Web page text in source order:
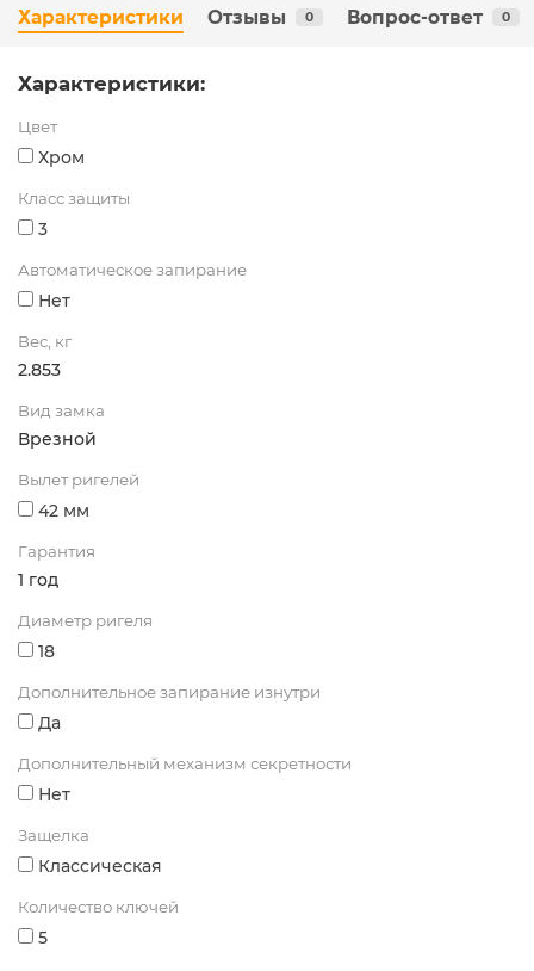
Характеристики Отзывы 0 Вопрос-ответ 0
Характеристики:
Цвет
Хром
Класс защиты
3
Автоматическое запирание
Нет
Вес, кг
2.853
Вид замка
Врезной
Вылет ригелей
42 мм
Гарантия
1 год
Диаметр ригеля
18
Дополнительное запирание изнутри
Да
Дополнительный механизм секретности
Нет
Защелка
Классическая
Количество ключей
5